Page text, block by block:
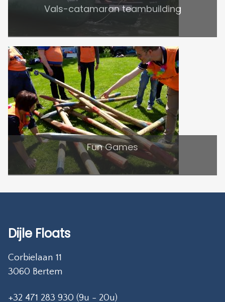
Vals-catamaran teambuilding
Fun Games
Dijle Floats
Corbielaan 11
3060 Bertem
+32 471 283 930 (9u - 20u)